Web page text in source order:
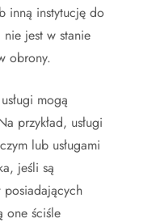
inną instytucję do
jest w stanie
obrony.
mogą
przykład, usługi
lub usługami
jeśli są
one ściśle